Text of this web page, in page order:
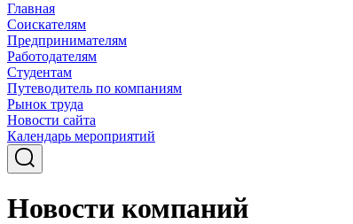
Главная
Соискателям
Предпринимателям
Работодателям
Студентам
Путеводитель по компаниям
Рынок труда
Новости сайта
Календарь мероприятий
Новости компаний